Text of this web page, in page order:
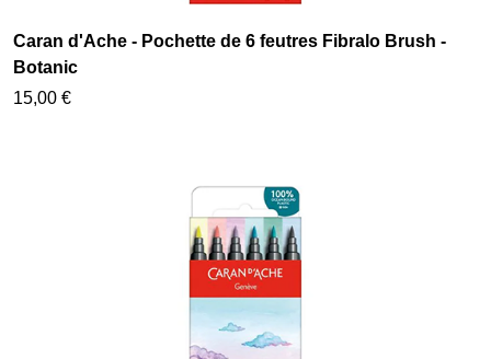
Caran d'Ache - Pochette de 6 feutres Fibralo Brush -
Botanic
15,00 €